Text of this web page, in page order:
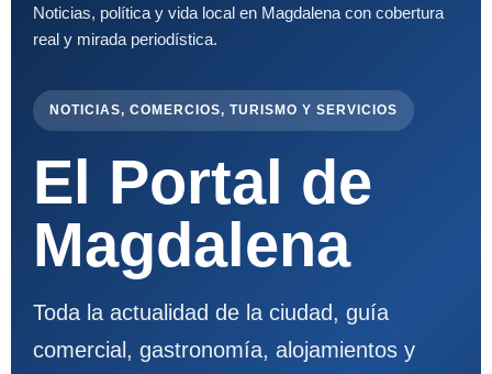
Noticias, política y vida local en Magdalena con cobertura
real y mirada periodística.
NOTICIAS, COMERCIOS, TURISMO Y SERVICIOS
El Portal de
Magdalena
Toda la actualidad de la ciudad, guía
comercial, gastronomía, alojamientos y